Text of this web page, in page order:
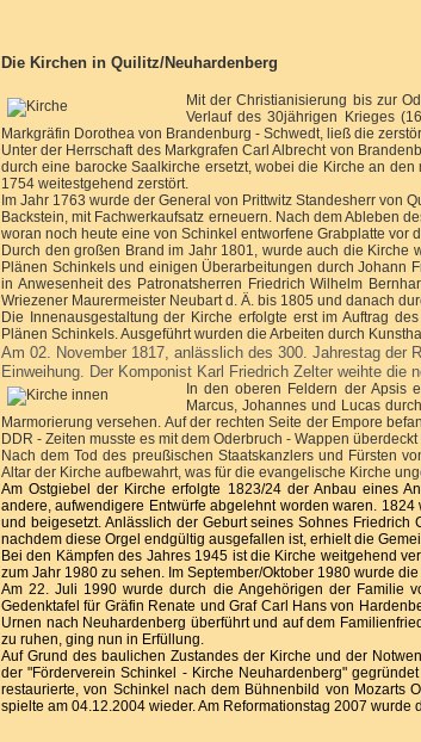
Die Kirchen in Quilitz/Neuhardenberg
Mit der Christianisierung bis zur
Verlauf des 30jährigen Krieges
Markgräfin Dorothea von Brandenburg - Schwedt, ließ die
Unter der Herrschaft des Markgrafen Carl Albrecht von
durch eine barocke Saalkirche ersetzt, wobei die Kirche an
1754 weitestgehend zerstört.
Im Jahr 1763 wurde der General von Prittwitz Standesherr von
Backstein, mit Fachwerkaufsatz erneuern. Nach dem Ableben
woran noch heute eine von Schinkel entworfene Grabplatte vor
Durch den großen Brand im Jahr 1801, wurde auch die
Plänen Schinkels und einigen Überarbeitungen durch Johann
in Anwesenheit des Patronatsherren Friedrich Wilhelm
Wriezener Maurermeister Neubart d. Ä. bis 1805 und danach
Die Innenausgestaltung der Kirche erfolgte erst im Auftrag
Plänen Schinkels. Ausgeführt wurden die Arbeiten durch
Am 02. November 1817, anlässlich des 300. Jahrestag der
Einweihung. Der Komponist Karl Friedrich Zelter weihte die
In den oberen Feldern der Apsis
Marcus, Johannes und Lucas
Marmorierung versehen. Auf der rechten Seite der Empore
DDR - Zeiten musste es mit dem Oderbruch - Wappen
Nach dem Tod des preußischen Staatskanzlers und Fürsten
Altar der Kirche aufbewahrt, was für die evangelische Kirche
Am Ostgiebel der Kirche erfolgte 1823/24 der Anbau eines
andere, aufwendigere Entwürfe abgelehnt worden waren.
und beigesetzt. Anlässlich der Geburt seines Sohnes
nachdem diese Orgel endgültig ausgefallen ist, erhielt die
Bei den Kämpfen des Jahres 1945 ist die Kirche weitgehend
zum Jahr 1980 zu sehen. Im September/Oktober 1980 wurde
Am 22. Juli 1990 wurde durch die Angehörigen der Familie
Gedenktafel für Gräfin Renate und Graf Carl Hans von
Urnen nach Neuhardenberg überführt und auf dem
zu ruhen, ging nun in Erfüllung.
Auf Grund des baulichen Zustandes der Kirche und der
der "Förderverein Schinkel - Kirche Neuhardenberg"
restaurierte, von Schinkel nach dem Bühnenbild von Mozarts
spielte am 04.12.2004 wieder. Am Reformationstag 2007